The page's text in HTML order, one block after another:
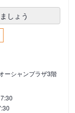
しょう
ーシャンプラザ3階